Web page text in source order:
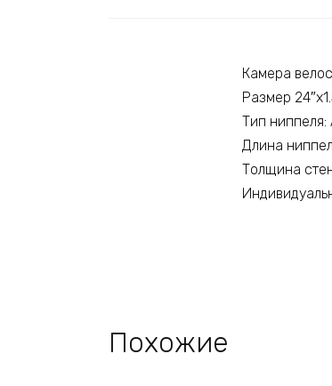
Камера
Размер
Тип ниппеля:
Длина
Толщина
Похожие